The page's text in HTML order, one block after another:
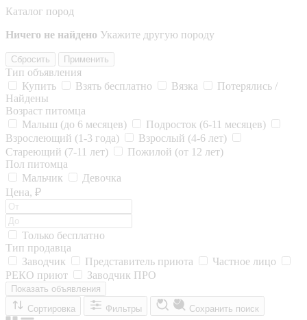
Каталог пород
Ничего не найдено Укажите другую породу
Сбросить Применить
Тип объявления
Купить
Взять бесплатно Вязка
Потерялись /
Найдены
Возраст питомца
Малыш (до 6 месяцев)
Подросток (6-11 месяцев)
Взрослеющий (1-3 года)
Взрослый (4-6 лет)
Стареющий (7-11 лет)
Пожилой (от 12 лет)
Пол питомца
Мальчик
Девочка
Цена, ₽
Только бесплатно
Тип продавца
Заводчик
Представитель приюта
Частное лицо
РЕКО приют
Заводчик ПРО
Показать объявления
Сортировка
Фильтры Сохранить поиск